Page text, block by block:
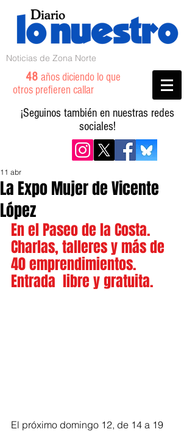
Noticias de Zona Norte
48 años diciendo lo que
otros prefieren callar
¡Seguinos también en nuestras redes
sociales!
La Expo Mujer de Vicente
López
11 abr
En el Paseo de la Costa.
Charlas, talleres y más de
40 emprendimientos.
Entrada  libre y gratuita.
El próximo domingo 12, de 14 a 19